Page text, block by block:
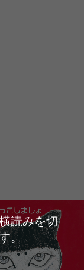
読みを切
。